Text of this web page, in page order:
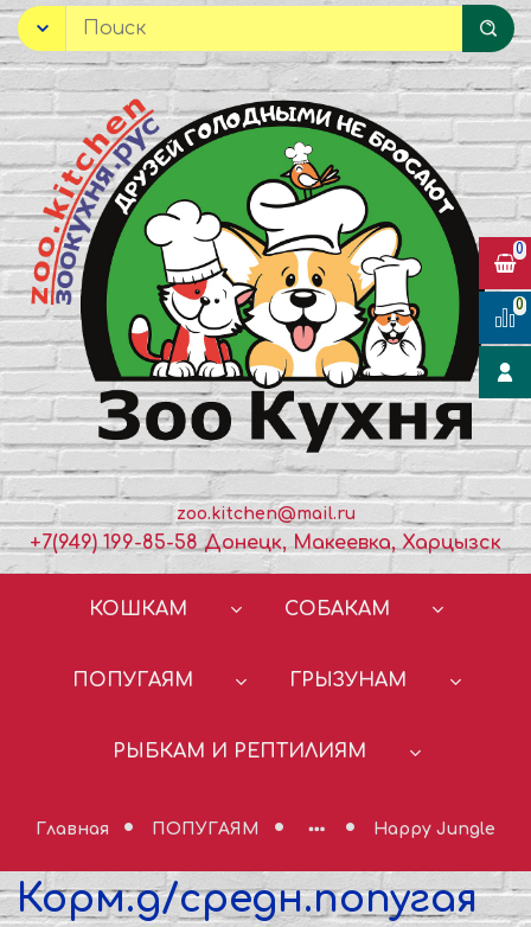
zoo.kitchen@mail.ru
+7(949) 199-85-58 Донецк, Макеевка, Харцызск
КОШКАМ СОБАКАМ
ПОПУГАЯМ ГРЫЗУНАМ
РЫБКАМ И РЕПТИЛИЯМ
Главная ПОПУГАЯМ Happy Jungle
Корм.д/средн.попугая
0
0